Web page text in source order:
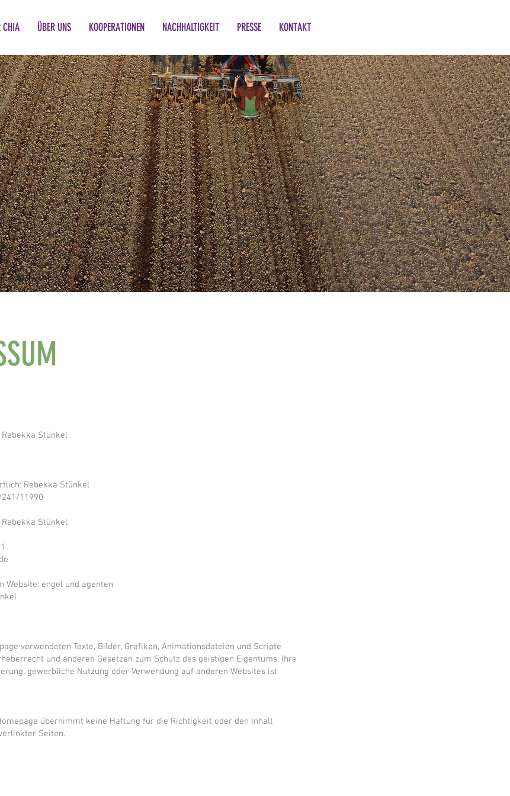
CHIA ÜBER UNS KOOPERATIONEN NACHHALTIGKEIT PRESSE KONTAKT
Stünkel
Rebekka Stünkel
11990
Stünkel
Website: engel und agenten​
verwendeten Texte, Bilder, Grafiken, Animationsdateien und Scripte
und anderen Gesetzen zum Schutz des geistigen Eigentums. Ihre
gewerbliche Nutzung oder Verwendung auf anderen Websites ist
übernimmt keine Haftung für die Richtigkeit oder den Inhalt
Seiten.